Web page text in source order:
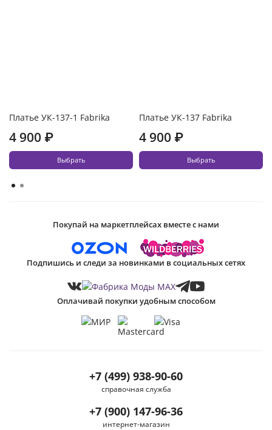
Платье УК-137-1 Fabrika
4 900 ₽
Выбрать
Платье УК-137 Fabrika
4 900 ₽
Выбрать
+7 (499) 938-90-60
справочная служба
+7 (900) 147-96-36
интернет-магазин
Покупай на маркетплейсах вместе с нами
Подпишись и следи за новинками в социальных сетях
Оплачивай покупки удобным способом